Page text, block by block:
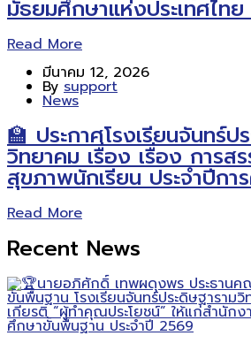
มัธยมศึกษาแห่งประเทศไทย
Read More
มีนาคม 12, 2026
By support
News
🏫 ประกาศโรงเรียนจันทร์ป
วิทยาคม เรื่อง เรื่อง การส
สุขภาพนักเรียน ประจำปีก
Read More
Recent News